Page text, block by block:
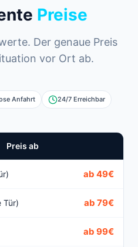
Preise
Der genaue Preis
vor Ort ab.
Anfahrt 24/7 Erreichbar
Preis ab
ab 49€
Tür) ab 79€
ab 99€